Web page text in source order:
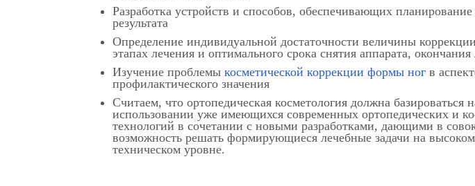
Разработка устройств и способов, обеспечивающих планирование
результата
Определение индивидуальной достаточности величины
этапах лечения и оптимального срока снятия аппарата, окончания
Изучение проблемы косметической коррекции формы ног в
профилактического значения
Считаем, что ортопедическая косметология должна базироваться
использовании уже имеющихся современных ортопедических и
технологий в сочетании с новыми разработками, дающими в
возможность решать формирующиеся лечебные задачи на
техническом уровне.